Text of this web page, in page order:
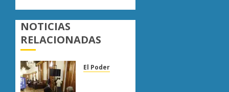
NOTICIAS
RELACIONADAS
El Poder